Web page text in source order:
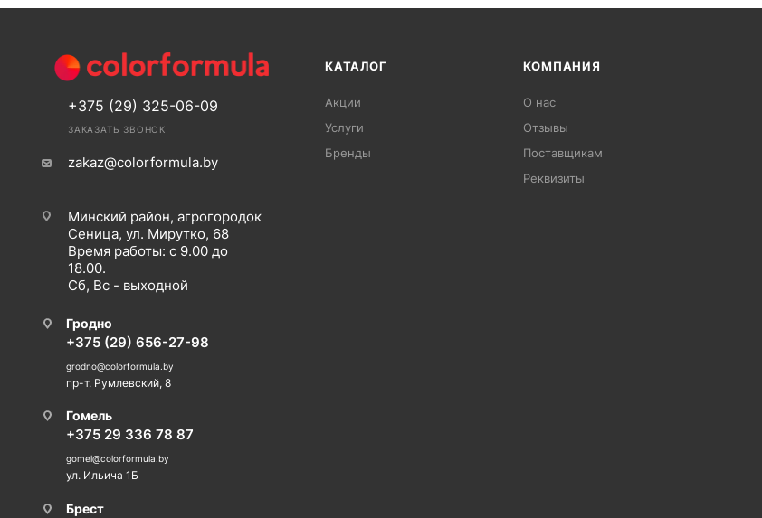
+375 (29) 325-06-09
ЗАКАЗАТЬ ЗВОНОК
zakaz@colorformula.by
Минский район, агрогородок
Сеница, ул. Мирутко, 68
Время работы: с 9.00 до
18.00.
Сб, Вс - выходной
Гродно
+375 (29) 656-27-98
grodno@colorformula.by
пр-т. Румлевский, 8
Гомель
+375 29 336 78 87
gomel@colorformula.by
ул. Ильича 1Б
Брест
КАТАЛОГ
Акции
Услуги
Бренды
КОМПАНИЯ
О нас
Отзывы
Поставщикам
Реквизиты